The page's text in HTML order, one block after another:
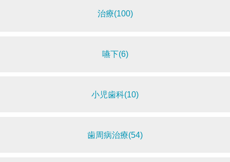
治療(100)
嚥下(6)
小児歯科(10)
歯周病治療(54)